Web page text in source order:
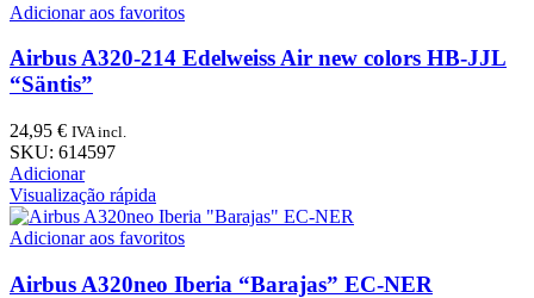
Adicionar aos favoritos
Airbus A320-214 Edelweiss Air new colors HB-JJL
“Säntis”
24,95 € IVA incl.
SKU: 614597
Adicionar
Visualização rápida
Adicionar aos favoritos
Airbus A320neo Iberia “Barajas” EC-NER